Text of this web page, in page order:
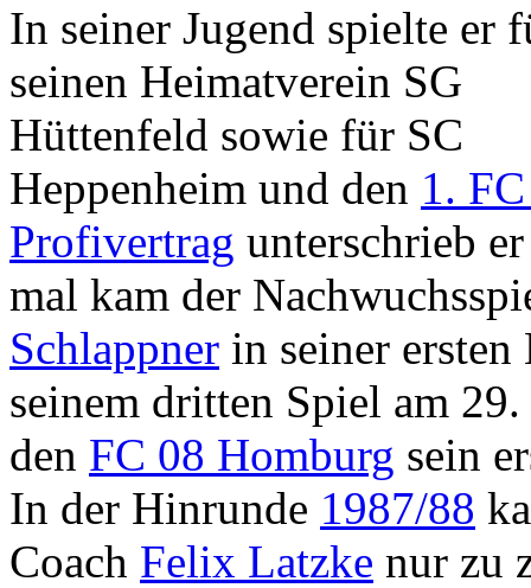
In seiner Jugend spielte er
seinen Heimatverein SG
Hüttenfeld sowie für SC
Heppenheim und den 1.
Profivertrag unterschrieb
mal kam der
Schlappner in seiner
seinem dritten Spiel am
den FC 08 Homburg sein
In der Hinrunde 1987/88
Coach Felix Latzke nur zu